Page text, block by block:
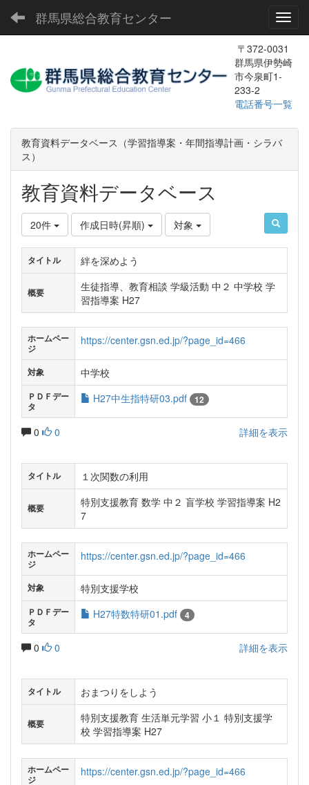
群馬県総合教育センター
〒372-0031
群馬県伊勢崎
市今泉町1-
233-2
電話番号一覧
教育資料データベース（学習指導案・年間指導計画・シラバ
ス）
教育資料データベース
20件 作成日時(昇順) 対象
タイトル 絆を深めよう
概要
生徒指導、教育相談 学級活動 中２ 中学校 学
習指導案 H27
ホームペー
ジ
https://center.gsn.ed.jp/?page_id=466
対象 中学校
ＰＤＦデー
タ
H27中生指特研03.pdf 12
0 0 詳細を表示
タイトル １次関数の利用
概要
特別支援教育 数学 中２ 盲学校 学習指導案 H2
7
ホームペー
ジ
https://center.gsn.ed.jp/?page_id=466
対象 特別支援学校
ＰＤＦデー
タ
H27特数特研01.pdf 4
0 0 詳細を表示
タイトル おまつりをしよう
概要
特別支援教育 生活単元学習 小１ 特別支援学
校 学習指導案 H27
ホームペー
ジ
https://center.gsn.ed.jp/?page_id=466